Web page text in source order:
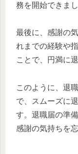
務を開始できま
最後に、感謝の
れまでの経験や
ことで、円満に
このように、退
で、スムーズに
す。退職届の準
感謝の気持ちを